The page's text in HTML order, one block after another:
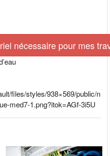
nécessaire pour mes
files/styles/938×569/public/n
med7-1.png?itok=AGf-3i5U